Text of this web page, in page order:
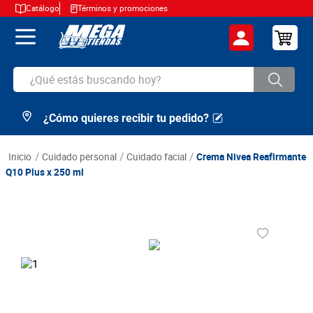
Catálogo Términos y promociones
¿Qué estás buscando hoy?
TÉRMINOS MÁS BUSCADOS
2.
arroz
¿Cómo quieres recibir tu pedido?
cuidado personal cuidado facial
Crema Nivea Reafirmante
Q10 Plus x 250 ml